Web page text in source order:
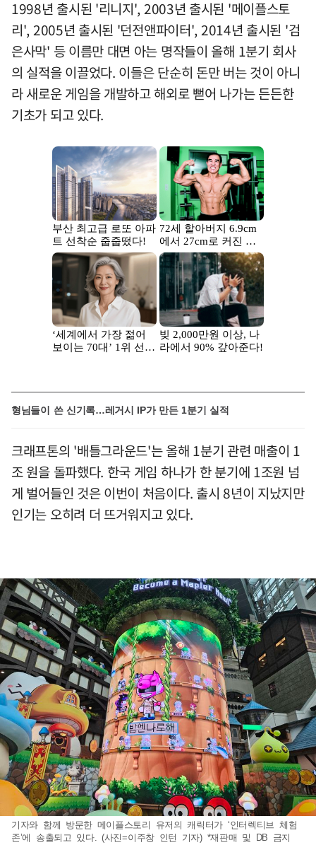
1998년 출시된 '리니지', 2003년 출시된 '메이플스토
리', 2005년 출시된 '던전앤파이터', 2014년 출시된 '검
은사막' 등 이름만 대면 아는 명작들이 올해 1분기 회사
의 실적을 이끌었다. 이들은 단순히 돈만 버는 것이 아니
라 새로운 게임을 개발하고 해외로 뻗어 나가는 든든한
기초가 되고 있다.
형님들이 쓴 신기록…레거시 IP가 만든 1분기 실적
크래프톤의 '배틀그라운드'는 올해 1분기 관련 매출이 1
조 원을 돌파했다. 한국 게임 하나가 한 분기에 1조원 넘
게 벌어들인 것은 이번이 처음이다. 출시 8년이 지났지만
인기는 오히려 더 뜨거워지고 있다.
기자와 함께 방문한 메이플스토리 유저의 캐릭터가 ‘인터렉티브 체험
존’에 송출되고 있다. (사진=이주창 인턴 기자) *재판매 및 DB 금지